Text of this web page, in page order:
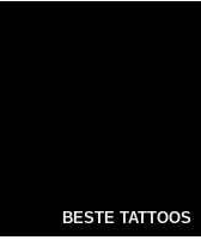
BESTE TATTOOS